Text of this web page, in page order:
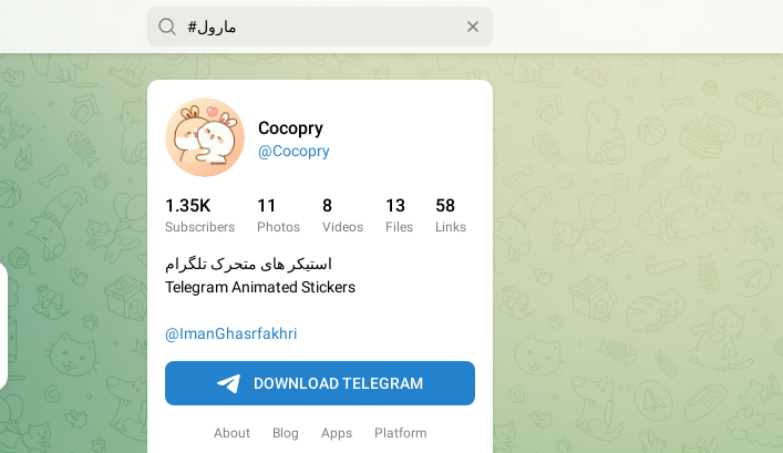
Cocopry
@Cocopry
1.35K
Subscribers
11
Photos
8
Videos
13
Files
58
Links
استیکر های متحرک تلگرام
Telegram Animated Stickers
@ImanGhasrfakhri
DOWNLOAD TELEGRAM
About Blog Apps Platform